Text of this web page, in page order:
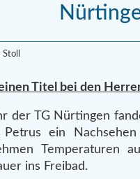
Titel bei den
der TG Nürtingen
Petrus ein
Temperaturen
ins Freibad.